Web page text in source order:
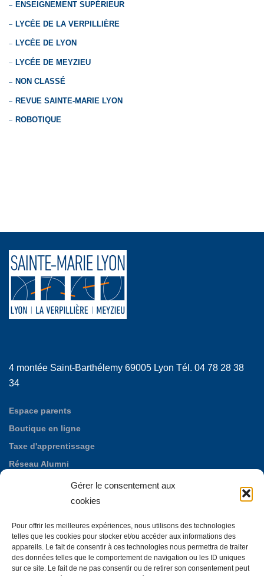
Gérer le consentement aux
cookies
Pour offrir les meilleures expériences, nous utilisons des technologies
telles que les cookies pour stocker et/ou accéder aux informations des
appareils. Le fait de consentir à ces technologies nous permettra de traiter
des données telles que le comportement de navigation ou les ID uniques
sur ce site. Le fait de ne pas consentir ou de retirer son consentement peut
ENSEIGNEMENT SUPÉRIEUR
LYCÉE DE LA VERPILLIÈRE
LYCÉE DE LYON
LYCÉE DE MEYZIEU
NON CLASSÉ
REVUE SAINTE-MARIE LYON
ROBOTIQUE
4 montée Saint-Barthélemy 69005 Lyon Tél. 04 78 28 38
34
Espace parents
Boutique en ligne
Taxe d'apprentissage
Réseau Alumni
Nos offres d'emploi
Fondation des Maristes de Puylata
La Neylière, maison d'accueil mariste